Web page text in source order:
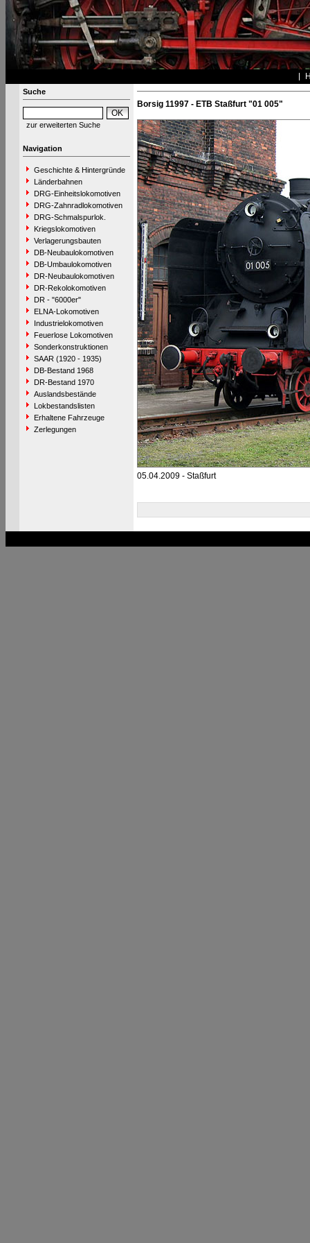
Suche
zur erweiterten Suche
Navigation
Geschichte & Hintergründe
Länderbahnen
DRG-Einheitslokomotiven
DRG-Zahnradlokomotiven
DRG-Schmalspurlok.
Kriegslokomotiven
Verlagerungsbauten
DB-Neubaulokomotiven
DB-Umbaulokomotiven
DR-Neubaulokomotiven
DR-Rekolokomotiven
DR - "6000er"
ELNA-Lokomotiven
Industrielokomotiven
Feuerlose Lokomotiven
Sonderkonstruktionen
SAAR (1920 - 1935)
DB-Bestand 1968
DR-Bestand 1970
Auslandsbestände
Lokbestandslisten
Erhaltene Fahrzeuge
Zerlegungen
Borsig 11997 - ETB Staßfurt "01 005"
05.04.2009 - Staßfurt